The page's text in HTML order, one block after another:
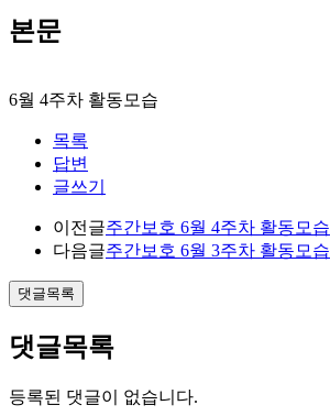
본문
6월 4주차 활동모습
목록
답변
글쓰기
이전글주간보호 6월 4주차 활동모습
다음글주간보호 6월 3주차 활동모습
댓글목록
댓글목록
등록된 댓글이 없습니다.